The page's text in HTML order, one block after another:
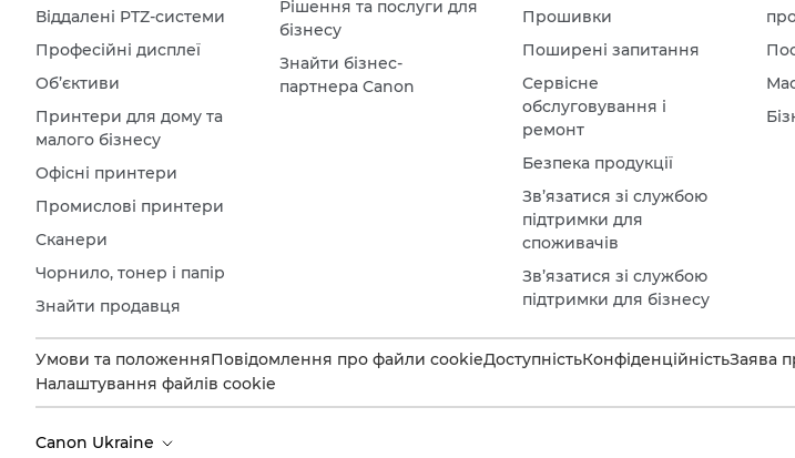
Віддалені PTZ-системи
Професійні дисплеї
Об’єктиви
Принтери для дому та
малого бізнесу
Офісні принтери
Промислові принтери
Сканери
Чорнило, тонер і папір
Знайти продавця
Рішення та послуги для
бізнесу
Знайти бізнес-
партнера Canon
Прошивки
Поширені запитання
Сервісне
обслуговування і
ремонт
Безпека продукції
Зв’язатися зі службою
підтримки для
споживачів
Зв’язатися зі службою
підтримки для бізнесу
Умови та положенняПовідомлення про файли cookieДоступністьКонфіденційністьЗаява
Налаштування файлів cookie
Canon Ukraine